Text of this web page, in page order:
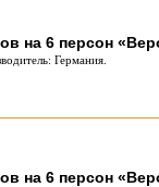
на 6 персон
Германия.
на 6 персон